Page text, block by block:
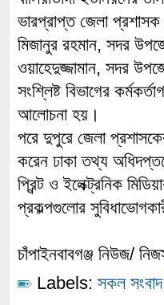
ভারপ্রাপ্ত জেলা প্রশাসক
মিজানুর রহমান, সদর
ওয়াহেদুজ্জামান, সদর
সংশ্লিষ্ট বিভাগের
আলোচনা হয়।
পরে দুপুরে জেলা
করেন ঢাকা তথ্য
প্রিন্ট ও ইলেক্ট্রনিক
প্রকল্পগুলোর
চাঁপাইনবাবগঞ্জ নিউজ/
Labels: সকল সংবাদ